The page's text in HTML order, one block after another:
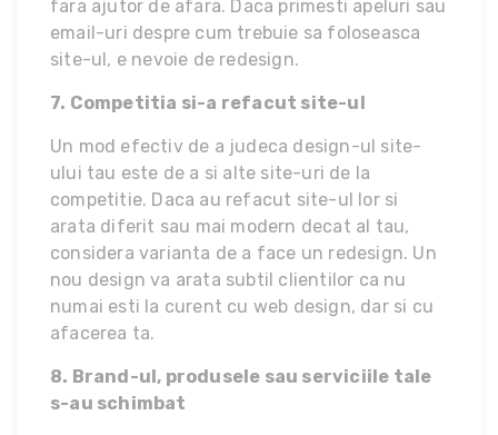
fara ajutor de afara. Daca primesti apeluri sau
email-uri despre cum trebuie sa foloseasca
site-ul, e nevoie de redesign.
7. Competitia si-a refacut site-ul
Un mod efectiv de a judeca design-ul site-
ului tau este de a si alte site-uri de la
competitie. Daca au refacut site-ul lor si
arata diferit sau mai modern decat al tau,
considera varianta de a face un redesign. Un
nou design va arata subtil clientilor ca nu
numai esti la curent cu web design, dar si cu
afacerea ta.
8. Brand-ul, produsele sau serviciile tale
s-au schimbat